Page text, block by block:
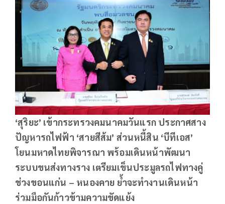
‘สุริยะ’ เข้ากระทรวงคมนาคมวันแรก ประกาศสาง
ปัญหารถไฟฟ้า ‘สายสีส้ม’ ส่วนหนี้สิน ‘บีทีเอส’
โยนมหาดไทยพิจารณา พร้อมเดินหน้าพัฒนา
ระบบขนส่งทางราง เตรียมเข็นประมูลรถไฟทางคู่
ช่วงขอนแก่น – หนองคาย ย้ำจะทำงานเดินหน้า
ร่วมมือกันก้าวข้ามความขัดแย้ง